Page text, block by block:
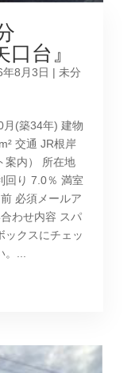
台』
8月3日 | 未分
(築34年) 建物
交通 JR根岸
案内） 所在地
回り 7.0％ 満室
必須メールア
わせ内容 スパ
ックスにチェッ
。...